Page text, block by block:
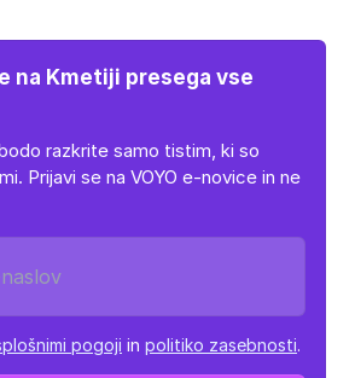
na Kmetiji presega vse
razkrite samo tistim, ki so
Prijavi se na VOYO e-novice in ne
pogoji in politiko zasebnosti.